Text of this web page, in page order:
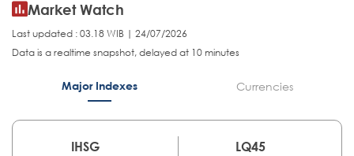
Market Watch
Last updated : 03.18 WIB | 24/07/2026
Data is a realtime snapshot, delayed at 10 minutes
Major Indexes Currencies
IHSG
LQ45